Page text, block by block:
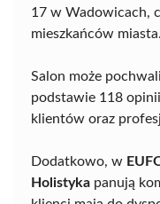
17 w Wadowicach,
mieszkańców miasta.
Salon może
podstawie 118
klientów oraz
Dodatkowo, w
Holistyka panują